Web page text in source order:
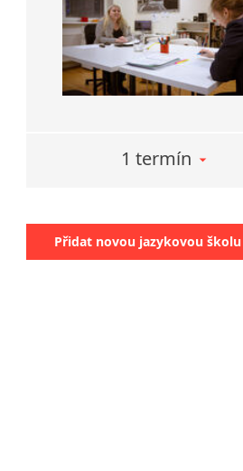
1 termín
Přidat novou jazykovou školu